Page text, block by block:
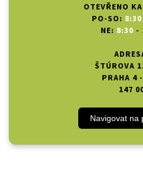
OTEVŘENO
PO-SO: 8:30
NE: 8:30 -
ŠTÚROVA
PRAHA 4
147
Navigovat na